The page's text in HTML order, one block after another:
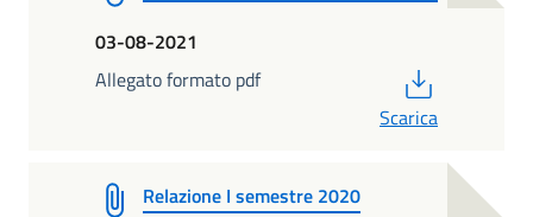
03-08-2021
Allegato formato pdf
Scarica
Relazione I semestre 2020